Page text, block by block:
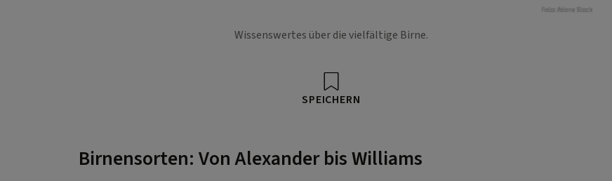
Foto: Adone Stock
Wissenswertes über die vielfältige Birne.
SPEICHERN
Birnensorten: Von Alexander bis Williams